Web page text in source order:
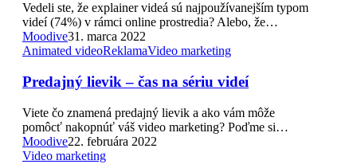
Vedeli ste, že explainer videá sú najpoužívanejším typom
videí (74%) v rámci online prostredia? Alebo, že…
Moodive31. marca 2022
Animated videoReklamaVideo marketing
Predajný lievik – čas na sériu videí
Viete čo znamená predajný lievik a ako vám môže
pomôcť nakopnúť váš video marketing? Poďme si…
Moodive22. februára 2022
Video marketing